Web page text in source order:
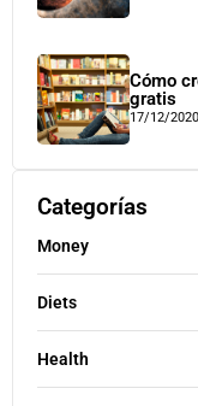
Cómo
gratis
17/12/2020
Categorías
Money
Diets
Health